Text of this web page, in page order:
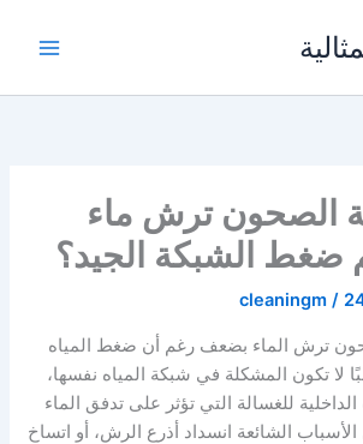
الصحون ترش ماء
الشبكة الجيد؟
cleaningm /
ترش الماء بضعف رغم أن ضغط المياه
لا تكون المشكلة في شبكة المياه نفسها،
للغسالة التي تؤثر على تدفق الماء
الشائعة انسداد أذرع الرش، أو اتساخ